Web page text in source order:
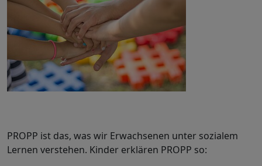
PROPP ist das, was wir Erwachsenen unter sozialem
Lernen verstehen. Kinder erklären PROPP so: